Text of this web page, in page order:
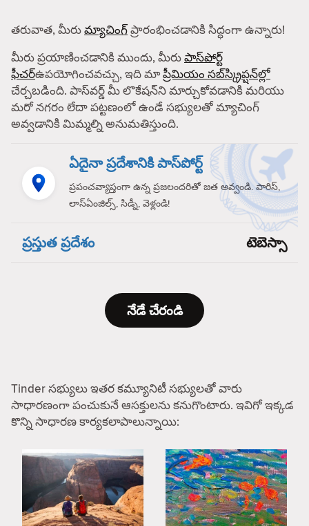
తరువాత, మీరుమ్యాచింగ్ప్రారంభించడానికి సిద్ధంగా ఉన్నారు!
మీరు ప్రయాణించడానికి ముందు, మీరుపాస్‌పోర్ట్
ఫీచర్ఉపయోగించవచ్చు, ఇది మాప్రీమియం సబ్‌స్క్రిప్షన్‌ల్లో
చేర్చబడింది. పాస్‌వర్డ్ మీ లొకేషన్‌ని మార్చుకోవడానికి మరియు
మరో నగరం లేదా పట్టణంలో ఉండే సభ్యులతో మ్యాచింగ్
అవ్వడానికి మిమ్మల్ని అనుమతిస్తుంది.
ఏదైనా ప్రదేశానికి పాస్‌పోర్ట్
ప్రపంచవ్యాప్తంగా ఉన్న ప్రజలందరితో జత అవ్వండి. పారిస్,
లాస్‌ఏంజిల్స్, సిడ్నీ, వెళ్లండి!
ప్రస్తుత ప్రదేశం టెబెస్సా
నేడే చేరండి
Tinder సభ్యులు ఇతర కమ్యూనిటీ సభ్యులతో వారు
సాధారణంగా పంచుకునే ఆసక్తులను కనుగొంటారు. ఇవిగో ఇక్కడ
కొన్ని సాధారణ కార్యకలాపాలున్నాయి: